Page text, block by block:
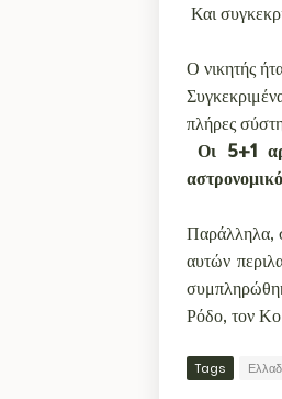
Και
Ο νικητής
πλήρες
Οι 5+1
Παράλληλα,
αυτών
Ρόδο, τον
Tags